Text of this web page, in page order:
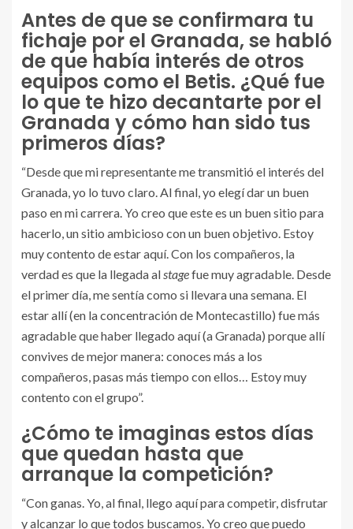
Antes de que se confirmara tu
fichaje por el Granada, se habló
de que había interés de otros
equipos como el Betis. ¿Qué fue
lo que te hizo decantarte por el
Granada y cómo han sido tus
primeros días?
“Desde que mi representante me transmitió el interés del
Granada, yo lo tuvo claro. Al final, yo elegí dar un buen
paso en mi carrera. Yo creo que este es un buen sitio para
hacerlo, un sitio ambicioso con un buen objetivo. Estoy
muy contento de estar aquí. Con los compañeros, la
verdad es que la llegada alstagefue muy agradable. Desde
el primer día, me sentía como si llevara una semana. El
estar allí (en la concentración de Montecastillo) fue más
agradable que haber llegado aquí (a Granada) porque allí
convives de mejor manera: conoces más a los
compañeros, pasas más tiempo con ellos… Estoy muy
contento con el grupo”.
¿Cómo te imaginas estos días
que quedan hasta que
arranque la competición?
“Con ganas. Yo, al final, llego aquí para competir, disfrutar
y alcanzar lo que todos buscamos. Yo creo que puedo